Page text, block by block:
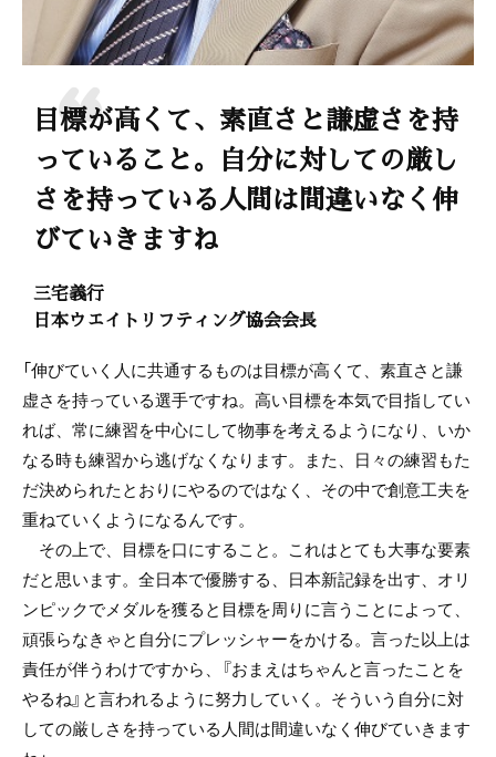
目標が高くて、素直さと謙虚さを持
っていること。自分に対しての厳し
さを持っている人間は間違いなく伸
びていきますね
三宅義行
日本ウエイトリフティング協会会長
「伸びていく人に共通するものは目標が高くて、素直さと謙
虚さを持っている選手ですね。高い目標を本気で目指してい
れば、常に練習を中心にして物事を考えるようになり、いか
なる時も練習から逃げなくなります。また、日々の練習もた
だ決められたとおりにやるのではなく、その中で創意工夫を
重ねていくようになるんです。
その上で、目標を口にすること。これはとても大事な要素
だと思います。全日本で優勝する、日本新記録を出す、オリ
ンピックでメダルを獲ると目標を周りに言うことによって、
頑張らなきゃと自分にプレッシャーをかける。言った以上は
責任が伴うわけですから、『おまえはちゃんと言ったことを
やるね』と言われるように努力していく。そういう自分に対
しての厳しさを持っている人間は間違いなく伸びていきます